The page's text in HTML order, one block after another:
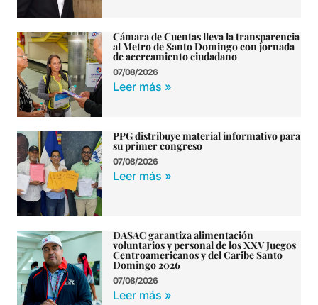
Cámara de Cuentas lleva la transparencia
al Metro de Santo Domingo con jornada
de acercamiento ciudadano
07/08/2026
Leer más »
PPG distribuye material informativo para
su primer congreso
07/08/2026
Leer más »
DASAC garantiza alimentación
voluntarios y personal de los XXV Juegos
Centroamericanos y del Caribe Santo
Domingo 2026
07/08/2026
Leer más »